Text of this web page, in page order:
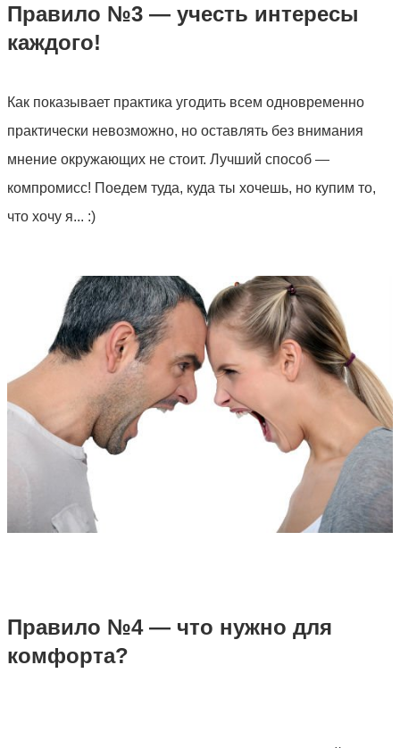
Правило №3 — учесть интересы
каждого!
Как показывает практика угодить всем одновременно
практически невозможно, но оставлять без внимания
мнение окружающих не стоит. Лучший способ —
компромисс! Поедем туда, куда ты хочешь, но купим то,
что хочу я... :)
Правило №4 — что нужно для
комфорта?